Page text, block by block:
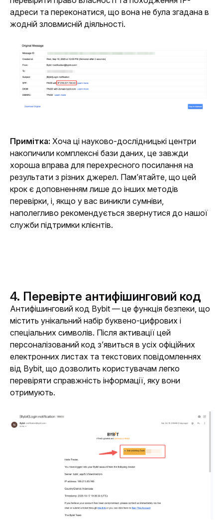
адреси та переконатися, що вона не була згадана в
жодній зловмисній діяльності.
Примітка: Хоча ці науково-дослідницькі центри
накопичили комплексні бази даних, це завжди
хороша вправа для перехресного посилання на
результати з різних джерел. Пам’ятайте, що цей
крок є доповненням лише до інших методів
перевірки, і, якщо у вас виникли сумніви,
наполегливо рекомендується звернутися до нашої
служби підтримки клієнтів.
4. Перевірте антифішинговий код
Антифішинговий код Bybit — це функція безпеки, що
містить унікальний набір буквено-цифрових і
спеціальних символів. Після активації цей
персоналізований код з’явиться в усіх офіційних
електронних листах та текстових повідомленнях
від Bybit, що дозволить користувачам легко
перевіряти справжність інформації, яку вони
отримують.